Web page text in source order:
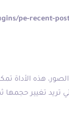
هذه الأداة